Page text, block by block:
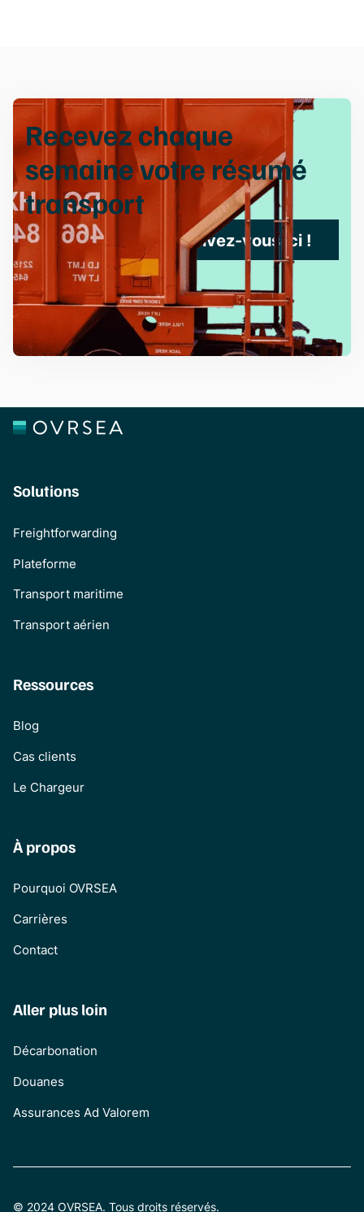
Recevez chaque
semaine votre résumé
transport
Inscrivez-vous ici !
Solutions
Freightforwarding
Plateforme
Transport maritime
Transport aérien
Ressources
Blog
Cas clients
Le Chargeur
À propos
Pourquoi OVRSEA
Carrières
Contact
Aller plus loin
Décarbonation
Douanes
Assurances Ad Valorem
© 2024 OVRSEA. Tous droits réservés.